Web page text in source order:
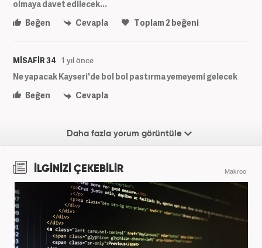
olmaya davet edilecek...
Beğen
Cevapla Toplam2beğeni
MİSAFİR 34 1 yıl önce
Ne yapacak Kayseri'de bol bol pastırma yemeyemi gelecek
Beğen
Cevapla
Daha fazla yorum görüntüle
İLGİNİZİ ÇEKEBİLİR Makroo